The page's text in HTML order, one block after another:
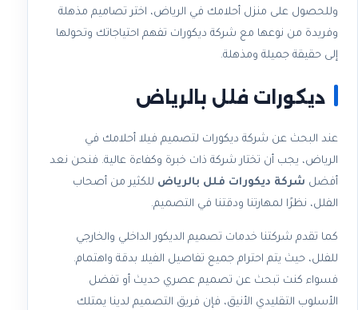
وللحصول على منزل أحلامك في الرياض، اختر تصاميم مذهلة
وفريدة من نوعها مع شركة ديكورات تفهم احتياجاتك وتحولها
إلى حقيقة جميلة ومذهلة.
ديكورات فلل بالرياض
عند البحث عن شركة ديكورات لتصميم فيلا أحلامك في
الرياض، يجب أن تختار شركة ذات خبرة وكفاءة عالية. فنحن نعد
أفضل شركة ديكورات فلل بالرياض للكثير من أصحاب
الفلل، نظرًا لمهارتنا ودقتنا في التصميم.
كما تقدم شركتنا خدمات تصميم الديكور الداخلي والخارجي
للفلل، حيث يتم احترام جميع تفاصيل الفيلا بدقة واهتمام.
فسواء كنت تبحث عن تصميم عصري حديث أو تفضل
الأسلوب التقليدي الأنيق، فإن فريق التصميم لدينا يمتلك